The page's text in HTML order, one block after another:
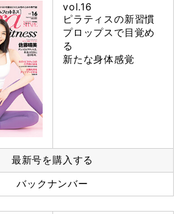
vol.16
ピラティスの新習慣
プロップスで目覚め
る
新たな身体感覚
最新号を購入する
バックナンバー